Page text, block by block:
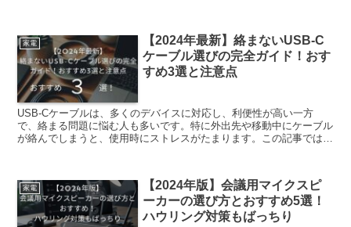
家電
【2024年最新】絡まないUSB-C
ケーブル選びの完全ガイド！おす
すめ3選と注意点
USB-Cケーブルは、多くのデバイスに対応し、利便性が高い一方
で、絡まる問題に悩む人も多いです。特に外出先や移動中にケーブル
が絡んでしまうと、使用時にストレスがたまります。この記事では、
家電
【2024年版】会議用マイクスピ
ーカーの選び方とおすすめ5選！
ハウリング対策もばっちり